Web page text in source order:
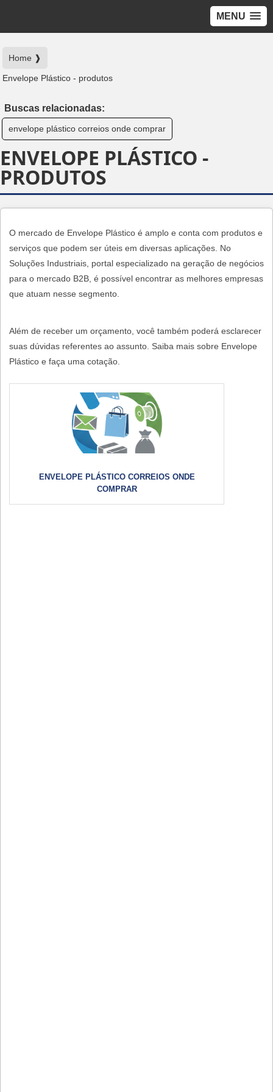
MENU
Home ❱
Envelope Plástico - produtos
Buscas relacionadas:
envelope plástico correios onde comprar
ENVELOPE PLÁSTICO -
PRODUTOS
O mercado de Envelope Plástico é amplo e conta com produtos e
serviços que podem ser úteis em diversas aplicações. No
Soluções Industriais, portal especializado na geração de negócios
para o mercado B2B, é possível encontrar as melhores empresas
que atuam nesse segmento.
Além de receber um orçamento, você também poderá esclarecer
suas dúvidas referentes ao assunto. Saiba mais sobre Envelope
Plástico e faça uma cotação.
ENVELOPE PLÁSTICO CORREIOS ONDE
COMPRAR